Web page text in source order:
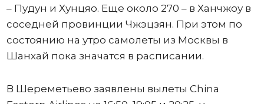
– Пудун и Хунцяо. Еще около 270 – в Ханчжоу в
соседней провинции Чжэцзян. При этом по
состоянию на утро самолеты из Москвы в
Шанхай пока значатся в расписании.
В Шереметьево заявлены вылеты China